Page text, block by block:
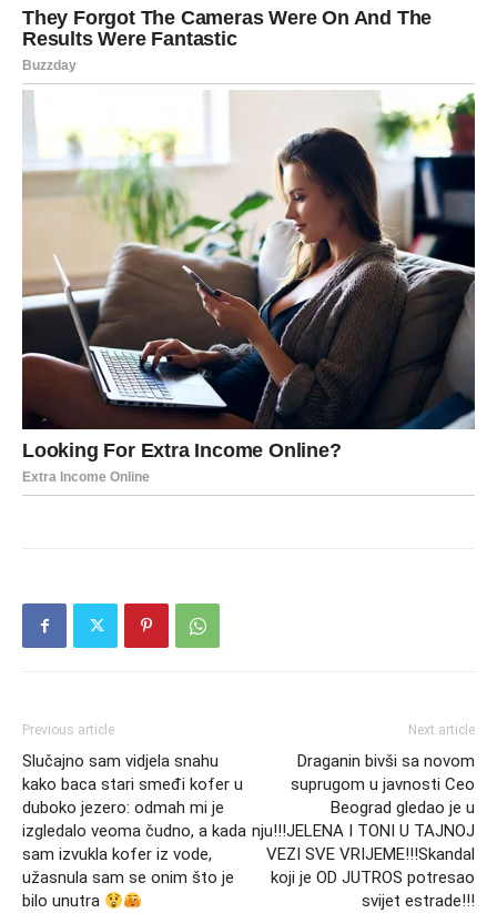
Previous article
Slučajno sam vidjela snahu
kako baca stari smeđi kofer u
duboko jezero: odmah mi je
izgledalo veoma čudno, a kada
sam izvukla kofer iz vode,
užasnula sam se onim što je
bilo unutra
Next article
Draganin bivši sa novom
suprugom u javnosti Ceo
Beograd gledao je u
nju!!!JELENA I TONI U TAJNOJ
VEZI SVE VRIJEME!!!Skandal
koji je OD JUTROS potresao
svijet estrade!!!